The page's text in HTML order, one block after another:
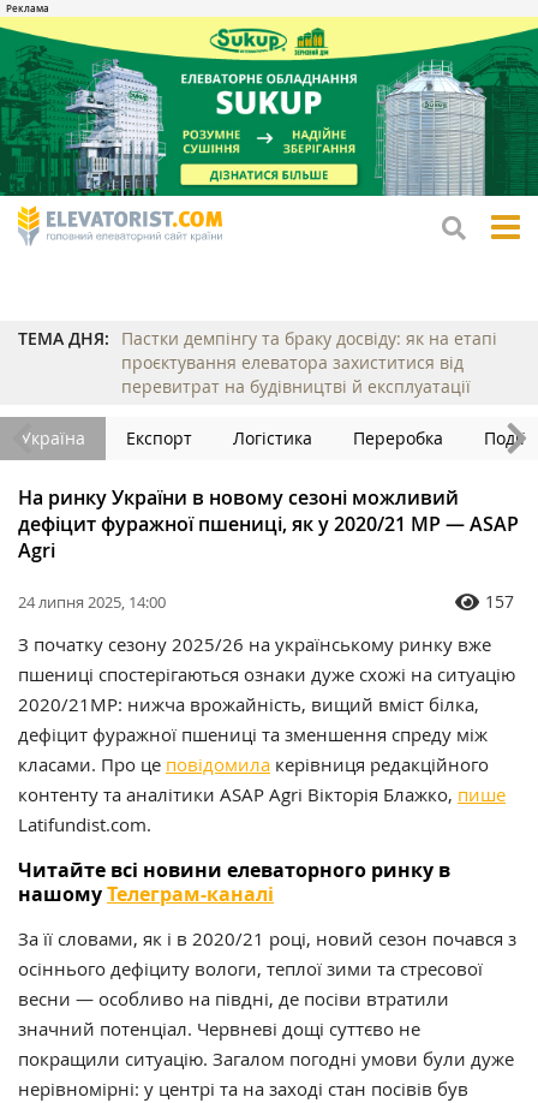
ТЕМА ДНЯ:
Пастки демпінгу та браку досвіду: як на етапі
проєктування елеватора захиститися від
перевитрат на будівництві й експлуатації
Україна Експорт Логістика Переробка Події
На ринку України в новому сезоні можливий
дефіцит фуражної пшениці, як у 2020/21 МР — ASAP
Agri
24 липня 2025, 14:00 157
З початку сезону 2025/26 на українському ринку вже
пшениці спостерігаються ознаки дуже схожі на ситуацію
2020/21МР: нижча врожайність, вищий вміст білка,
дефіцит фуражної пшениці та зменшення спреду між
класами. Про це повідомила керівниця редакційного
контенту та аналітики ASAP Agri Вікторія Блажко, пише
Latifundist.com.
Читайте всі новини елеваторного ринку в
нашомуТелеграм-каналі
За її словами, як і в 2020/21 році, новий сезон почався з
осіннього дефіциту вологи, теплої зими та стресової
весни — особливо на півдні, де посіви втратили
значний потенціал. Червневі дощі суттєво не
покращили ситуацію. Загалом погодні умови були дуже
нерівномірні: у центрі та на заході стан посівів був